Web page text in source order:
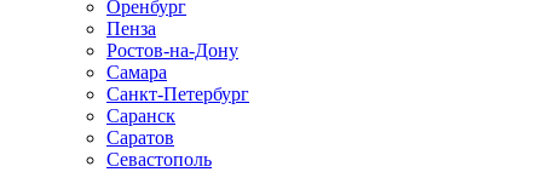
Оренбург
Пенза
Ростов-на-Дону
Самара
Санкт-Петербург
Саранск
Саратов
Севастополь